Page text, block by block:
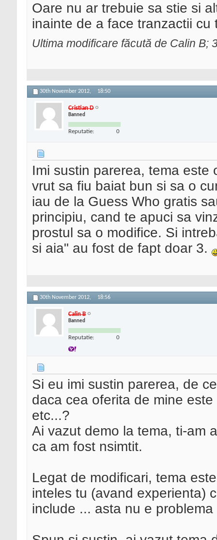
Oare nu ar trebuie sa stie si
inainte de a face tranzactii cu
Ultima modificare făcută de Calin B;
30th November 2012, 18:50
Cristian D
Banned
Reputatie: 0
Imi sustin parerea, tema este
vrut sa fiu baiat bun si sa o
iau de la Guess Who gratis
principiu, cand te apuci sa
prostul sa o modifice. Si
si aia" au fost de fapt doar 3.
30th November 2012, 18:56
Calin B
Banned
Reputatie: 0
Si eu imi sustin parerea, de
daca cea oferita de mine
etc...?
Ai vazut demo la tema, ti-am
ca am fost nsimtit.
Legat de modificari, tema
inteles tu (avand experienta)
include ... asta nu e problema